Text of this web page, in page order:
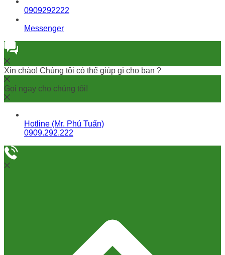
0909292222
Messenger
Xin chào! Chúng tôi có thể giúp gì cho bạn ?
Gọi ngay cho chúng tôi!
Hotline (Mr. Phú Tuấn)
0909.292.222